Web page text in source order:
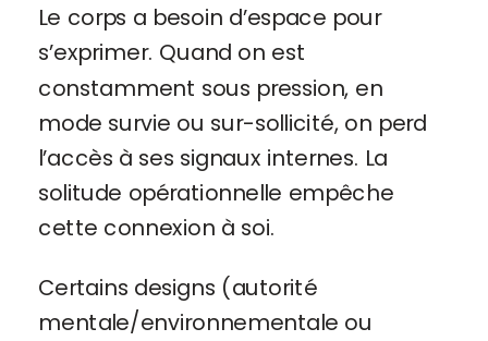
Le corps a besoin d’espace pour
s’exprimer. Quand on est
constamment sous pression, en
mode survie ou sur-sollicité, on perd
l’accès à ses signaux internes. La
solitude opérationnelle empêche
cette connexion à soi.
Certains designs (autorité
mentale/environnementale ou